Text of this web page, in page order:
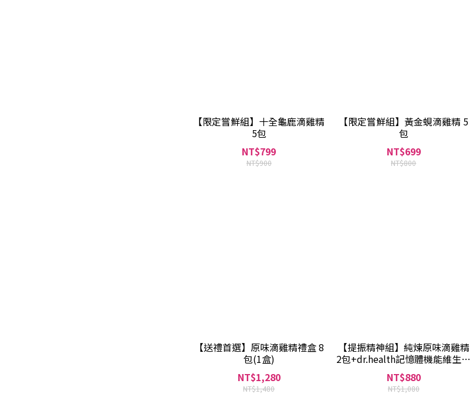
【限定嘗鮮組】十全龜鹿滴雞精
5包
NT$799
NT$900
【限定嘗鮮組】黃金蜆滴雞精 5
包
NT$699
NT$800
【送禮首選】原味滴雞精禮盒 8
包(1盒)
NT$1,280
NT$1,480
【提振精神組】純煉原味滴雞精
2包+dr.health記憶體機能維生素
1包-附提袋
NT$880
NT$1,080